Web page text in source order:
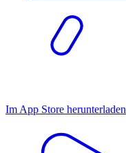
Im App Store herunterladen